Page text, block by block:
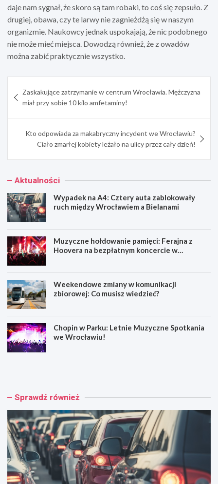
daje nam sygnał, że skoro są tam robaki, to coś się zepsuło. Z
drugiej, obawa, czy te larwy nie zagnieżdżą się w naszym
organizmie. Naukowcy jednak uspokajają, że nic podobnego
nie może mieć miejsca. Dowodzą również, że z owadów
można zabić praktycznie wszystko.
wpisu
Zaskakujące zatrzymanie w centrum Wrocławia. Mężczyzna
miał przy sobie 10 kilo amfetaminy!
Kto odpowiada za makabryczny incydent we Wrocławiu?
Ciało zmarłej kobiety leżało na ulicy przez cały dzień!
Aktualności
Wypadek na A4: Cztery auta zablokowały
ruch między Wrocławiem a Bielanami
Muzyczne hołdowanie pamięci: Ferajna z
Hoovera na bezpłatnym koncercie w
Weekendowe zmiany w komunikacji
zbiorowej: Co musisz wiedzieć?
Chopin w Parku: Letnie Muzyczne Spotkania
we Wrocławiu!
W
e
n
a
A
4
:
C
z
t
M
z
e
h
o
ł
d
o
w
a
Sprawdź również